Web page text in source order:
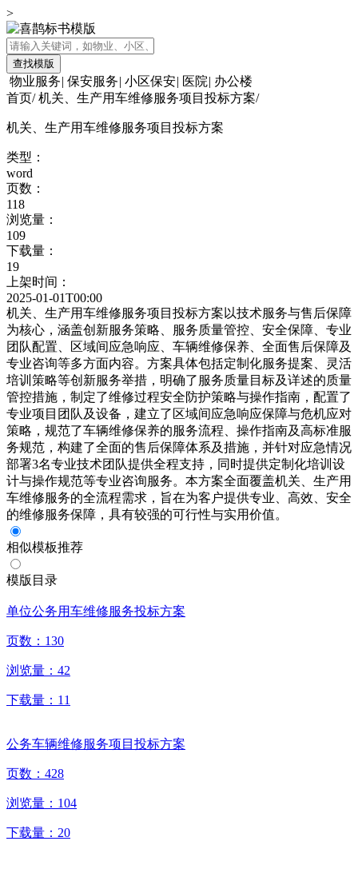
>
查找模版
物业服务| 保安服务| 小区保安| 医院| 办公楼
首页/ 机关、生产用车维修服务项目投标方案/
机关、生产用车维修服务项目投标方案
类型：
word
页数：
118
浏览量：
109
下载量：
19
上架时间：
2025-01-01T00:00
机关、生产用车维修服务项目投标方案以技术服务与售后保障
为核心，涵盖创新服务策略、服务质量管控、安全保障、专业
团队配置、区域间应急响应、车辆维修保养、全面售后保障及
专业咨询等多方面内容。方案具体包括定制化服务提案、灵活
培训策略等创新服务举措，明确了服务质量目标及详述的质量
管控措施，制定了维修过程安全防护策略与操作指南，配置了
专业项目团队及设备，建立了区域间应急响应保障与危机应对
策略，规范了车辆维修保养的服务流程、操作指南及高标准服
务规范，构建了全面的售后保障体系及措施，并针对应急情况
部署3名专业技术团队提供全程支持，同时提供定制化培训设
计与操作规范等专业咨询服务。本方案全面覆盖机关、生产用
车维修服务的全流程需求，旨在为客户提供专业、高效、安全
的维修服务保障，具有较强的可行性与实用价值。
相似模板推荐
模版目录
单位公务用车维修服务投标方案
页数： 130
浏览量： 42
下载量： 11
公务车辆维修服务项目投标方案
页数： 428
浏览量： 104
下载量： 20